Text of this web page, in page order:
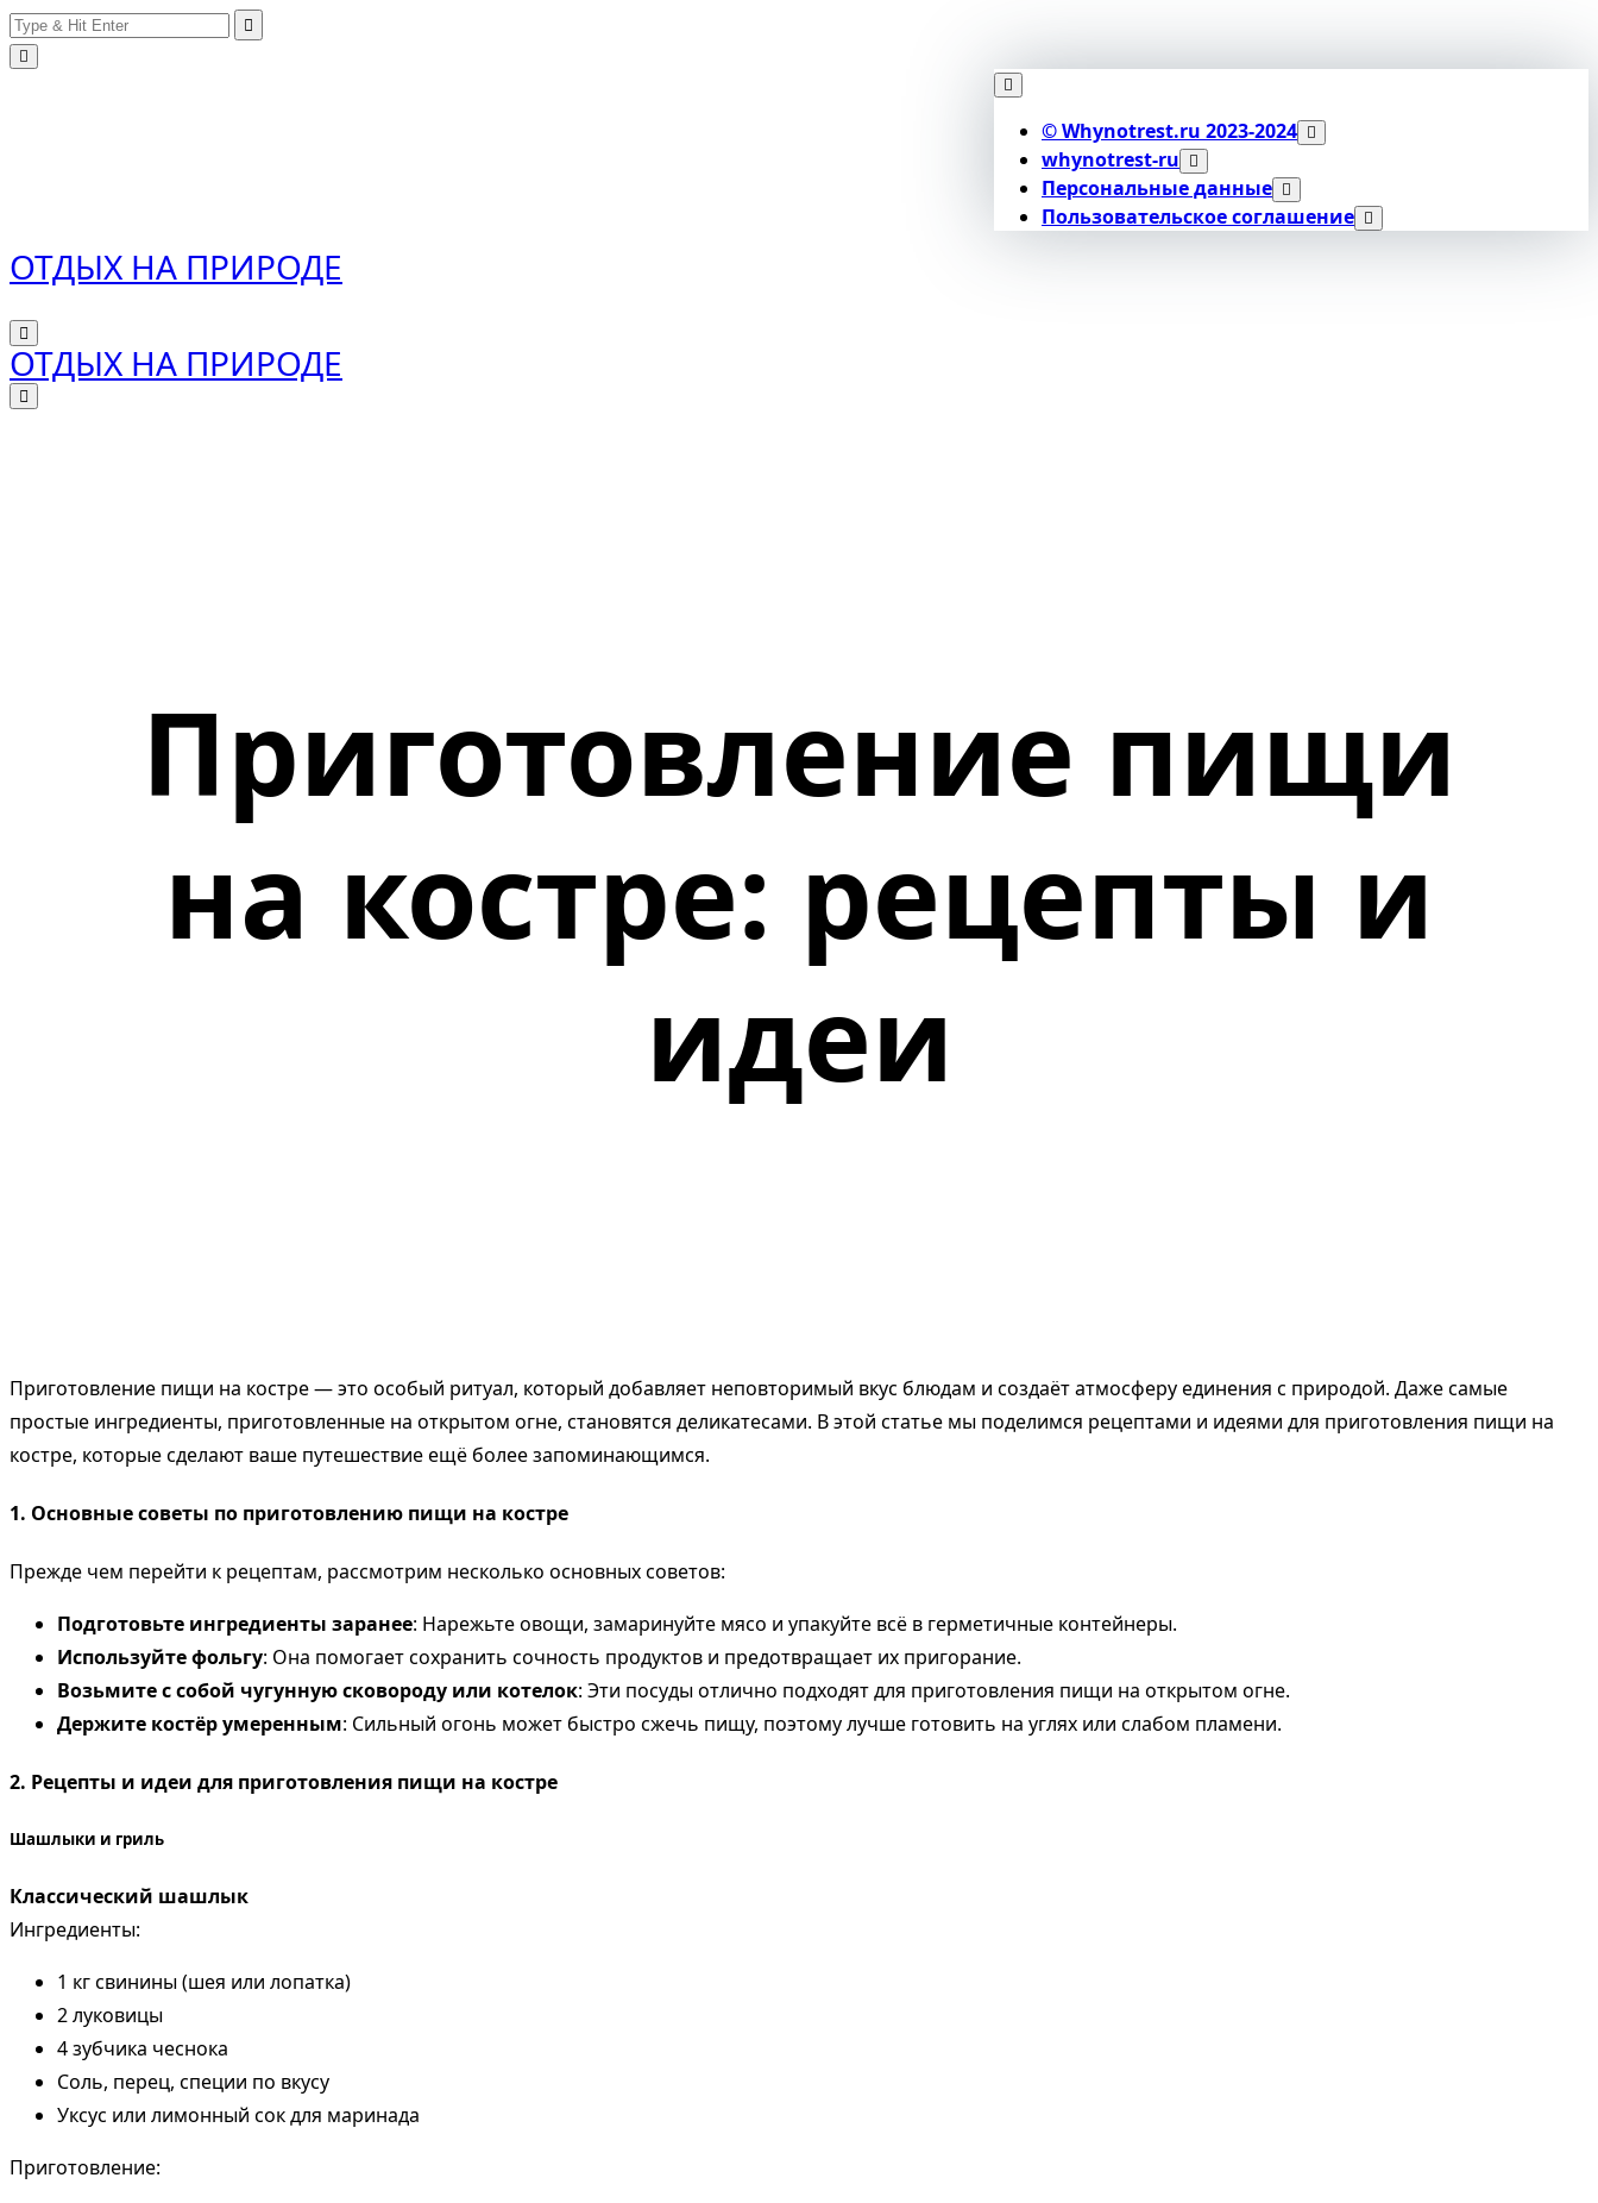
Skip
to
Search
for:
© Whynotrest.ru 2023-2024
whynotrest-ru
Персональные данные
Пользовательское соглашение
ОТДЫХ НА ПРИРОДЕ
ОТДЫХ НА ПРИРОДЕ
Приготовление пищи
на костре: рецепты и
идеи
Приготовление пищи на костре — это особый ритуал, который добавляет неповторимый вкус блюдам и создаёт атмосферу единения с природой. Даже самые
простые ингредиенты, приготовленные на открытом огне, становятся деликатесами. В этой статье мы поделимся рецептами и идеями для приготовления пищи на
костре, которые сделают ваше путешествие ещё более запоминающимся.
1. Основные советы по приготовлению пищи на костре
Прежде чем перейти к рецептам, рассмотрим несколько основных советов:
Подготовьте ингредиенты заранее: Нарежьте овощи, замаринуйте мясо и упакуйте всё в герметичные контейнеры.
Используйте фольгу: Она помогает сохранить сочность продуктов и предотвращает их пригорание.
Возьмите с собой чугунную сковороду или котелок: Эти посуды отлично подходят для приготовления пищи на открытом огне.
Держите костёр умеренным: Сильный огонь может быстро сжечь пищу, поэтому лучше готовить на углях или слабом пламени.
2. Рецепты и идеи для приготовления пищи на костре
Шашлыки и гриль
Классический шашлык
Ингредиенты:
1 кг свинины (шея или лопатка)
2 луковицы
4 зубчика чеснока
Соль, перец, специи по вкусу
Уксус или лимонный сок для маринада
Приготовление: